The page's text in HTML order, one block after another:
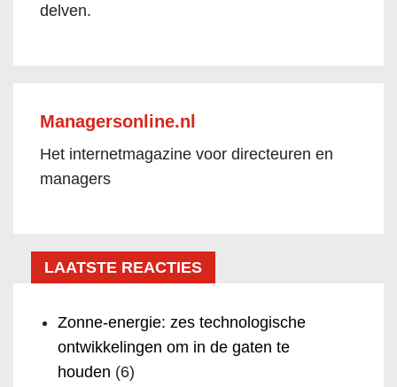
delven.
Managersonline.nl
Het internetmagazine voor directeuren en
managers
LAATSTE REACTIES
Zonne-energie: zes technologische
ontwikkelingen om in de gaten te
houden (6)